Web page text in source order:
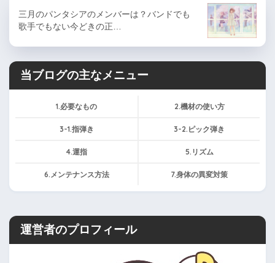
三月のパンタシアのメンバーは？バンドでも
歌手でもない今どきの正…
当ブログの主なメニュー
1.必要なもの 2.機材の使い方
3-1.指弾き 3-2.ピック弾き
4.運指 5.リズム
6.メンテナンス方法 7.身体の異変対策
運営者のプロフィール